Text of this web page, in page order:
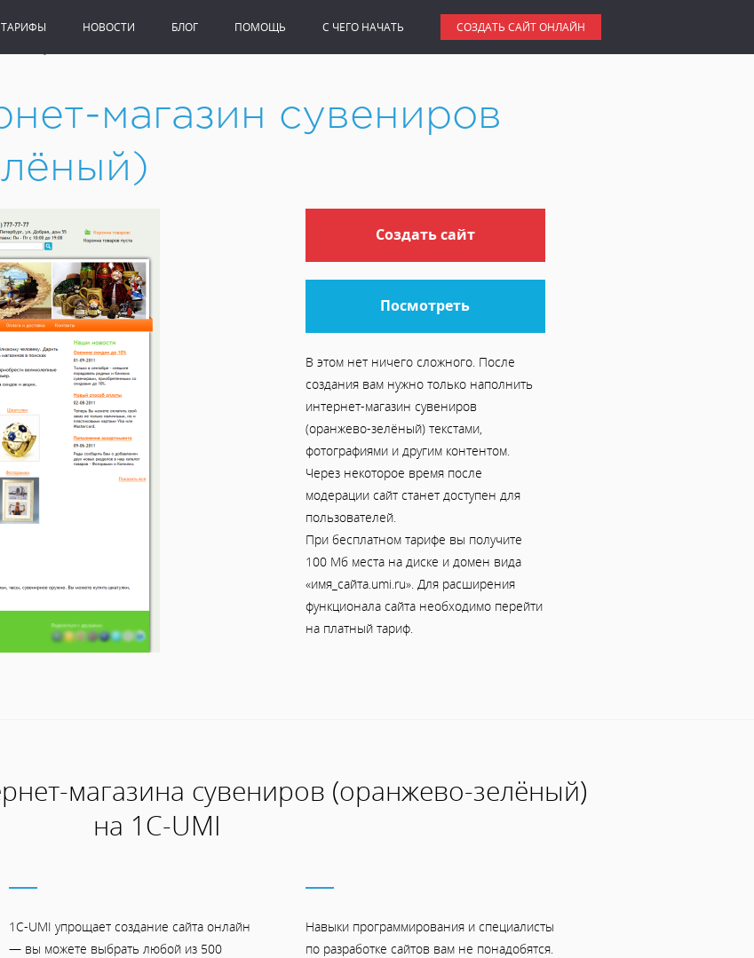
ТАРИФЫ НОВОСТИ БЛОГ ПОМОЩЬ C ЧЕГО НАЧАТЬ СОЗДАТЬ САЙТ ОНЛАЙН
магазин сувениров
Создать сайт
Посмотреть
В этом нет ничего сложного. После
создания вам нужно только наполнить
интернет-магазин сувениров
(оранжево-зелёный) текстами,
фотографиями и другим контентом.
Через некоторое время после
модерации сайт станет доступен для
пользователей.
При бесплатном тарифе вы получите
100 Мб места на диске и домен вида
«имя_сайта.umi.ru». Для расширения
функционала сайта необходимо перейти
на платный тариф.
магазина сувениров (оранжево-зелёный)
на 1С-UMI
1C-UMI упрощает создание сайта онлайн
— вы можете выбрать любой из 500
Навыки программирования и специалисты
по разработке сайтов вам не понадобятся.